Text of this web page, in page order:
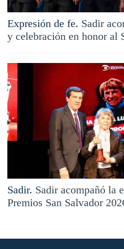
Expresión de fe. Sadir
y celebración en honor al
Sadir. Sadir acompañó la
Premios San Salvador